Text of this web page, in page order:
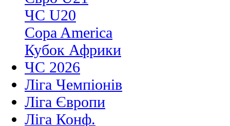
ЧС U20
Copa America
Кубок Африки
ЧС 2026
Ліга Чемпіонів
Ліга Європи
Ліга Конф.